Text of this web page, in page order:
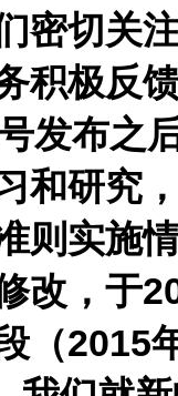
切关注
积极反
发布之
和研究
则实施
改，于
2015